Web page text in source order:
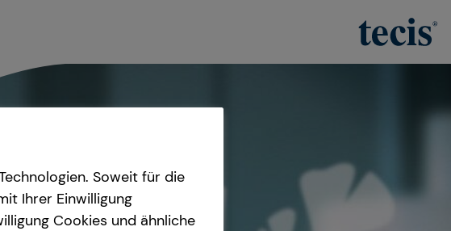
Soweit für die
Ihrer Einwilligung
Cookies und ähnliche